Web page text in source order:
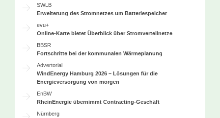
SWLB
Erweiterung des Stromnetzes um Batteriespeicher
evu+
Online-Karte bietet Überblick über Stromverteilnetze
BBSR
Fortschritte bei der kommunalen Wärmeplanung
Advertorial
WindEnergy Hamburg 2026 – Lösungen für die
Energieversorgung von morgen
EnBW
RheinEnergie übernimmt Contracting-Geschäft
Nürnberg